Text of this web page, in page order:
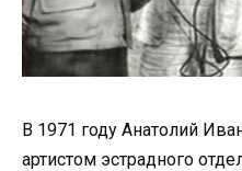
В 1971 году Анатолий
артистом эстрадного